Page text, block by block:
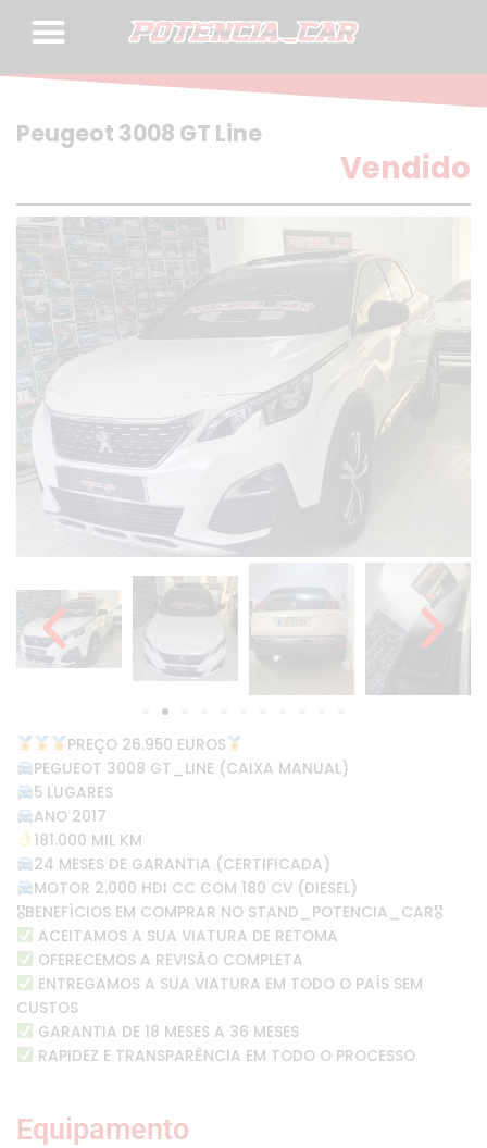
Peugeot 3008 GT Line
Vendido
PREÇO 26.950 EUROS
PEGUEOT 3008 GT_LINE (CAIXA MANUAL)
5 LUGARES
ANO 2017
181.000 MIL KM
24 MESES DE GARANTIA (CERTIFICADA)
MOTOR 2.000 HDI CC COM 180 CV (DIESEL)
🎖BENEFÍCIOS EM COMPRAR NO STAND_POTENCIA_CAR🎖
ACEITAMOS A SUA VIATURA DE RETOMA
OFERECEMOS A REVISÃO COMPLETA
ENTREGAMOS A SUA VIATURA EM TODO O PAÍS SEM
CUSTOS
GARANTIA DE 18 MESES A 36 MESES
RAPIDEZ E TRANSPARÊNCIA EM TODO O PROCESSO
Equipamento